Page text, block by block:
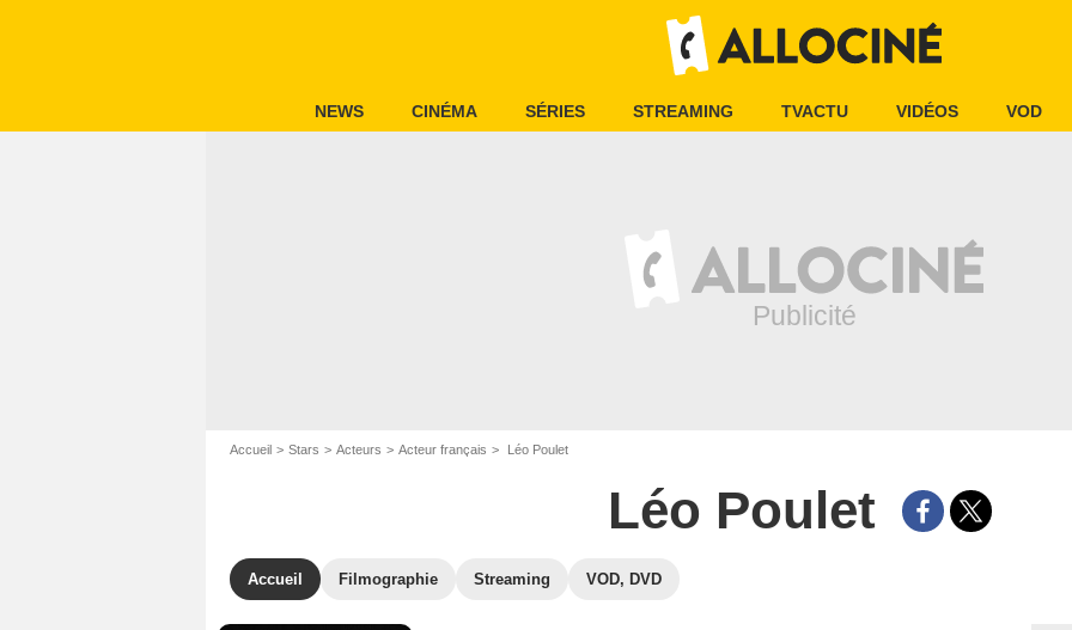
NEWS CINÉMA SÉRIES STREAMING TVACTU VIDÉOS VOD
Accueil Stars Acteurs Acteur français Léo Poulet
Léo Poulet
Accueil Filmographie Streaming VOD, DVD